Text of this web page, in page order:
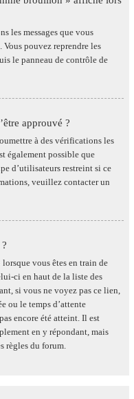
les messages que vous
pouvez reprendre les
le panneau de contrôle de
approuvé ?
à des vérifications les
également possible que
d’utilisateurs restreint si ce
veuillez contacter un
vous êtes en train de
ci en haut de la liste des
si vous ne voyez pas ce lien,
ou le temps d’attente
encore été atteint. Il est
en y répondant, mais
règles du forum.